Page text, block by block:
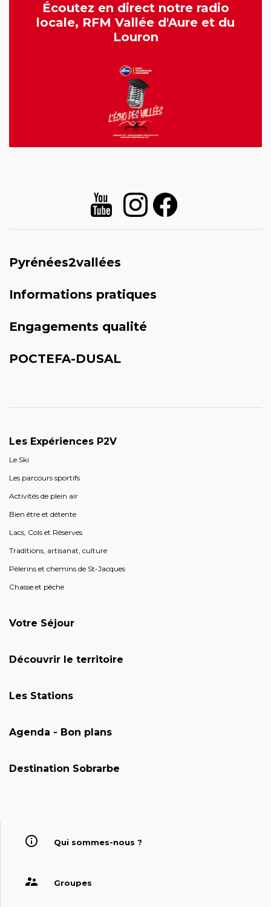
Écoutez en direct notre radio
locale, RFM Vallée d'Aure et du
Louron
Pyrénées2vallées
Informations pratiques
Engagements qualité
POCTEFA-DUSAL
Les Expériences P2V
Le Ski
Les parcours sportifs
Activités de plein air
Bien être et détente
Lacs, Cols et Réserves
Traditions, artisanat, culture
Pèlerins et chemins de St-Jacques
Chasse et pêche
Votre Séjour
Découvrir le territoire
Les Stations
Agenda - Bon plans
Destination Sobrarbe
Qui sommes-nous ?
Groupes